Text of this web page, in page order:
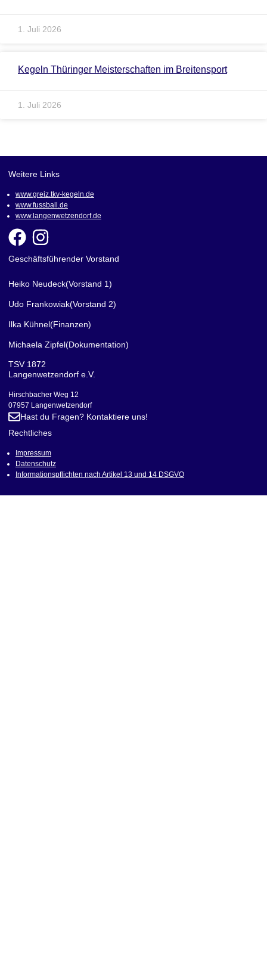
1. Juli 2026
Kegeln Thüringer Meisterschaften im Breitensport
1. Juli 2026
Weitere Links
www.greiz.tkv-kegeln.de
www.fussball.de
www.langenwetzendorf.de
Geschäftsführender Vorstand
Heiko Neudeck(Vorstand 1)
Udo Frankowiak(Vorstand 2)
Ilka Kühnel(Finanzen)
Michaela Zipfel(Dokumentation)
TSV 1872
Langenwetzendorf e.V.
Hirschbacher Weg 12
07957 Langenwetzendorf
Hast du Fragen? Kontaktiere uns!
Rechtliches
Impressum
Datenschutz
Informationspflichten nach Artikel 13 und 14 DSGVO